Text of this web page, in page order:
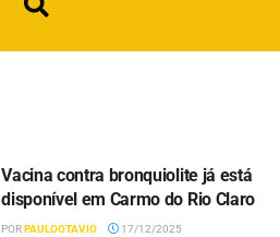
Vacina contra bronquiolite já está
disponível em Carmo do Rio Claro
PORPAULOOTAVIO 17/12/2025